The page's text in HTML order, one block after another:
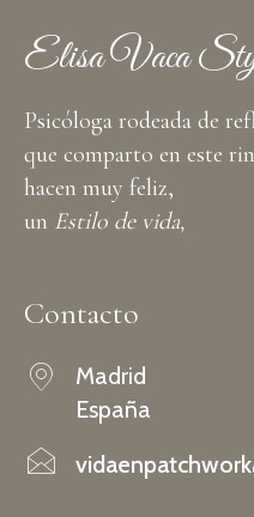
Elisa Vaca
Psicóloga rodeada de
que comparto en este
hacen muy feliz,
un Estilo de vida,
Contacto
Madrid
España